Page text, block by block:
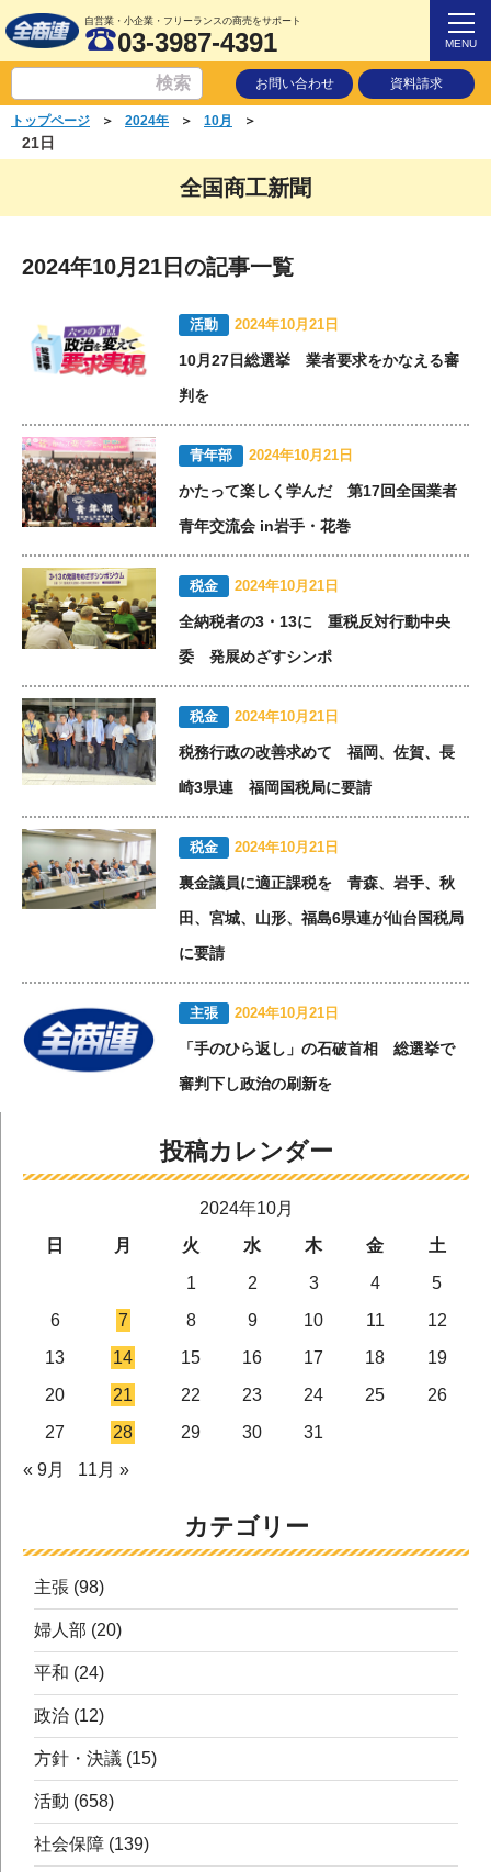
自営業・小企業・フリーランスの商売をサポート
03-3987-4391 MENU
お問い合わせ 資料請求
トップページ ＞ 2024年 ＞ 10月 ＞
21日
全国商工新聞
2024年10月21日の記事一覧
活動 2024年10月21日
10月27日総選挙 業者要求をかなえる審
判を
青年部 2024年10月21日
かたって楽しく学んだ 第17回全国業者
青年交流会 in岩手・花巻
税金 2024年10月21日
全納税者の3・13に 重税反対行動中央
委 発展めざすシンポ
税金 2024年10月21日
税務行政の改善求めて 福岡、佐賀、長
崎3県連 福岡国税局に要請
税金 2024年10月21日
裏金議員に適正課税を 青森、岩手、秋
田、宮城、山形、福島6県連が仙台国税局
に要請
主張 2024年10月21日
「手のひら返し」の石破首相 総選挙で
審判下し政治の刷新を
投稿カレンダー
2024年10月
日
月 火 水 木 金
土
1
2 3 4
5
6
7 8 9 10 11
12
13
14 15 16 17 18
19
20
21 22 23 24 25
26
27
28 29 30
31
« 9月
11月 »
カテゴリー
主張 (98)
婦人部 (20)
平和 (24)
政治 (12)
方針・決議 (15)
活動 (658)
社会保障 (139)